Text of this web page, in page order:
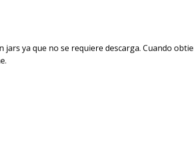
ya que no se requiere descarga. Cuando